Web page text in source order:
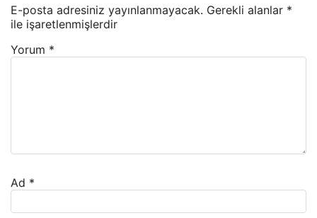
E-posta adresiniz yayınlanmayacak. Gerekli alanlar *
ile işaretlenmişlerdir
Yorum *
Ad *